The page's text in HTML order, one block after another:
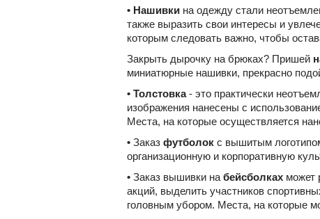
• Нашивки на одежду стали
также выразить свои интересы и
которым следовать важно, чтобы
Закрыть дырочку на брюках? Пришей
миниатюрные нашивки, прекрасно
• Толстовка- это практически
изображения нанесены с
Места, на которые осуществляется
• Заказ футболок с вышитым
организационную и корпоративную
• Заказ вышивки на бейсболках может
акций, выделить участников
головным убором. Места, на которые